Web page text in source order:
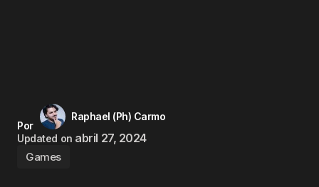
Por
Raphael (Ph) Carmo
Updated on abril 27, 2024
Games